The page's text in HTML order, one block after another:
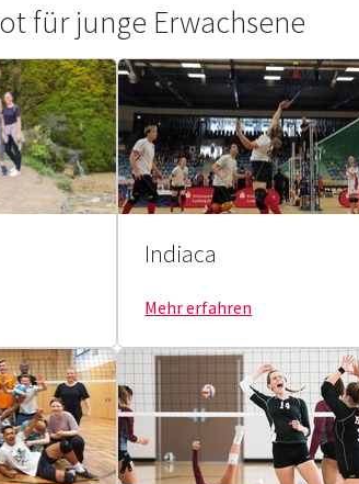
für junge Erwachsene
Indiaca
Mehr erfahren